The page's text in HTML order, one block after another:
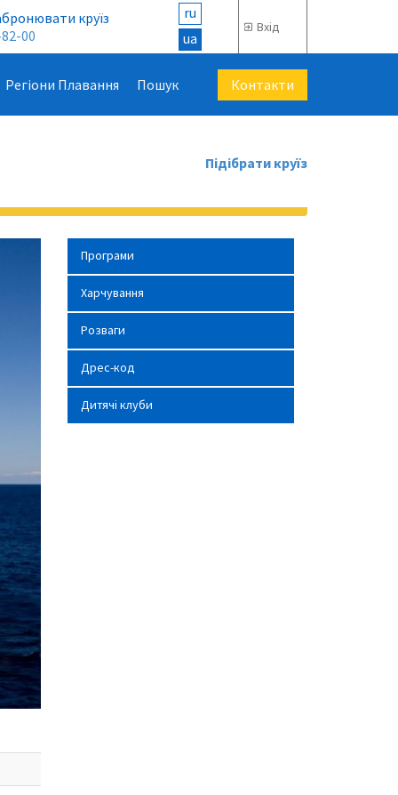
круїз
00
ru
ua
Вхід
Регіони Плавання Пошук Контакти
Підібрати круїз
Програми
Харчування
Розваги
Дрес-код
Дитячі клуби